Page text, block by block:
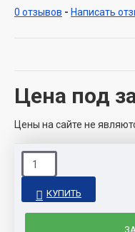
0 отзывов - Написать
Цена под
Цены на сайте не
КУПИТЬ